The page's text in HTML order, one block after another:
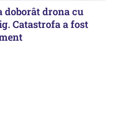
doborât drona cu
Catastrofa a fost